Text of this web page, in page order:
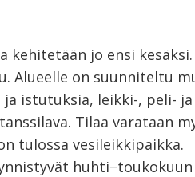
kehitetään jo ensi
Alueelle on suunniteltu
ja istutuksia, leikki-, peli- ja
Tilaa varataan
tulossa vesileikkipaikka.
huhti−toukokuun